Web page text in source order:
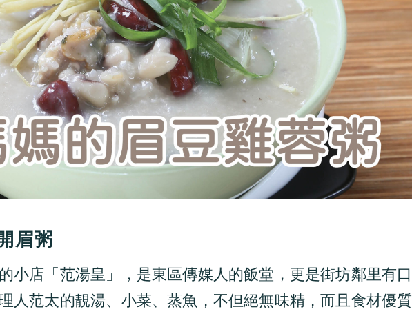
眉粥
小店「范湯皇」，是東區傳媒人的飯堂，更是街坊鄰里有口
人范太的靚湯、小菜、蒸魚，不但絕無味精，而且食材優質